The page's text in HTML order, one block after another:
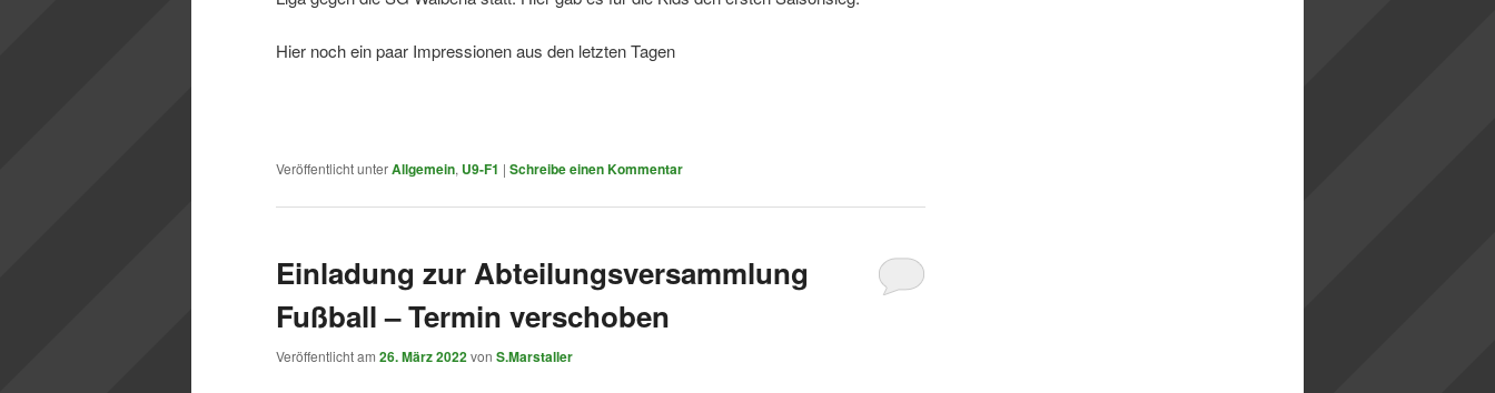
Hier noch ein paar Impressionen aus den letzten Tagen
Veröffentlicht unterAllgemein, U9-F1 | Schreibe einen Kommentar
Einladung zur Abteilungsversammlung
Fußball – Termin verschoben
Veröffentlicht am 26. März 2022von S.Marstaller